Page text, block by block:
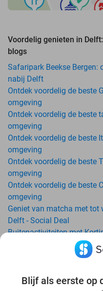
Blijf als eerste op
Voordelig genieten in
blogs
Safaripark Beekse Bergen:
nabij Delft
Ontdek voordelig de beste
omgeving
Ontdek voordelig de beste
omgeving
Ontdek voordelig de beste
omgeving
Ontdek voordelig de beste
omgeving
Ontdek voordelig de beste
omgeving
Geniet van matcha met tot
Delft - Social Deal
Buitenactiviteiten met
Ga voordelig de
Deal